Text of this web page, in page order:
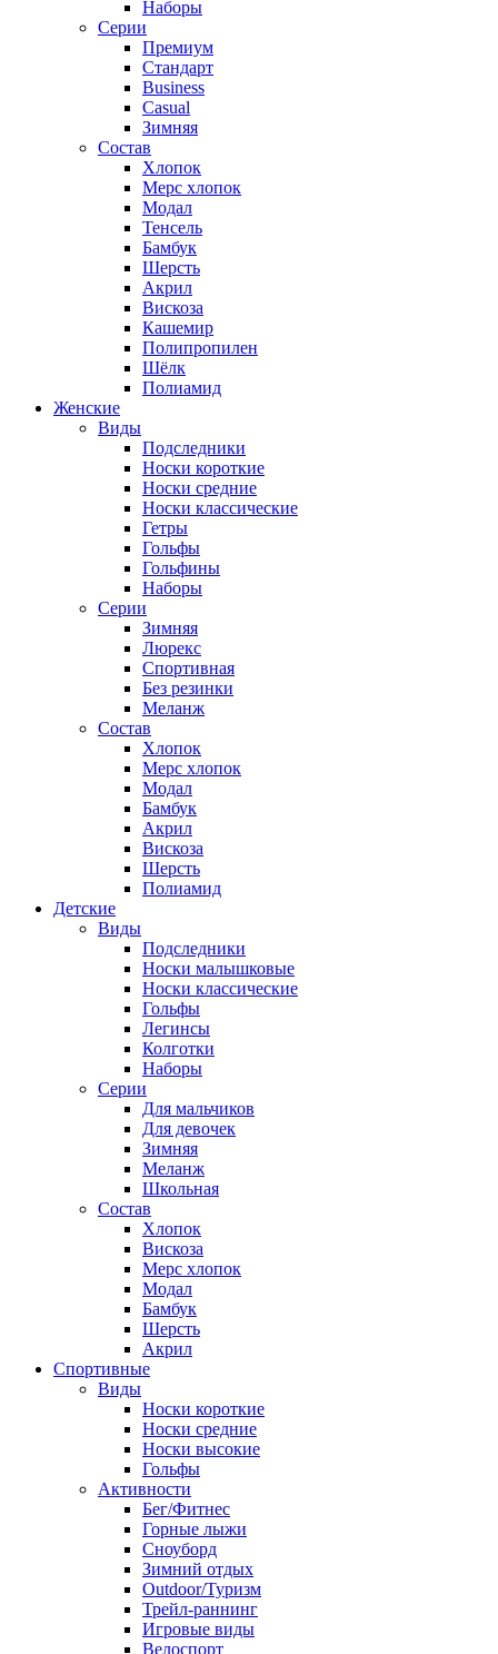
Наборы
Серии
Премиум
Стандарт
Business
Casual
Зимняя
Состав
Хлопок
Мерс хлопок
Модал
Тенсель
Бамбук
Шерсть
Акрил
Вискоза
Кашемир
Полипропилен
Шёлк
Полиамид
Женские
Виды
Подследники
Носки короткие
Носки средние
Носки классические
Гетры
Гольфы
Гольфины
Наборы
Серии
Зимняя
Люрекс
Спортивная
Без резинки
Меланж
Состав
Хлопок
Мерс хлопок
Модал
Бамбук
Акрил
Вискоза
Шерсть
Полиамид
Детские
Виды
Подследники
Носки малышковые
Носки классические
Гольфы
Легинсы
Колготки
Наборы
Серии
Для мальчиков
Для девочек
Зимняя
Меланж
Школьная
Состав
Хлопок
Вискоза
Мерс хлопок
Модал
Бамбук
Шерсть
Акрил
Спортивные
Виды
Носки короткие
Носки средние
Носки высокие
Гольфы
Активности
Бег/Фитнес
Горные лыжи
Сноуборд
Зимний отдых
Outdoor/Туризм
Трейл-раннинг
Игровые виды
Велоспорт